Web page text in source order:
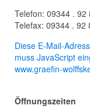
Telefon: 09344 . 92
Telefax: 09344 . 92
Diese E-Mail-
muss JavaScript
www.graefin-
Öffnungszeiten